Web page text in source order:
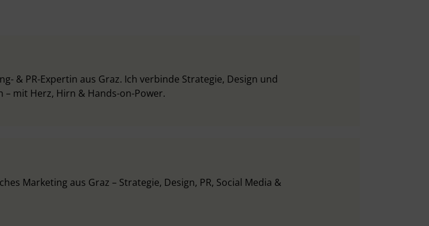
& PR-Expertin aus Graz. Ich verbinde Strategie, Design und
mit Herz, Hirn & Hands-on-Power.
Marketing aus Graz – Strategie, Design, PR, Social Media &